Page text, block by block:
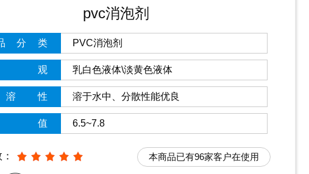
pvc消泡剂
分类 PVC消泡剂
观 乳白色液体\淡黄色液体
性 溶于水中、分散性能优良
值 6.5~7.8
本商品已有96家客户在使用